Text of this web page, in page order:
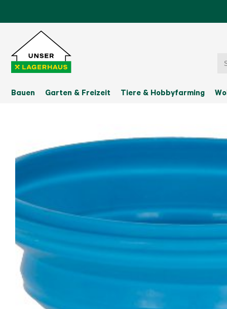
Bauen Garten & Freizeit Tiere & Hobbyfarming